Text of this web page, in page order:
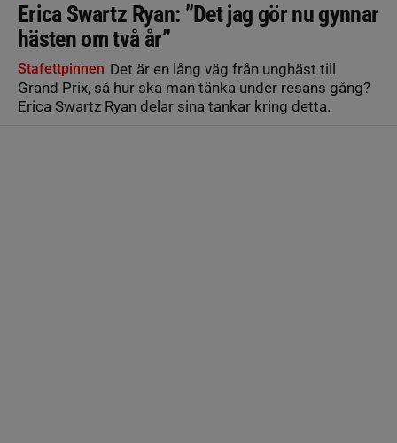
Erica Swartz Ryan: ”Det jag gör nu gynnar
hästen om två år”
Stafettpinnen Det är en lång väg från unghäst till
Grand Prix, så hur ska man tänka under resans gång?
Erica Swartz Ryan delar sina tankar kring detta.